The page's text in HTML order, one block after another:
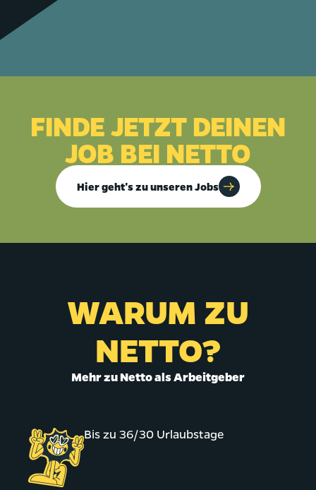
FINDE JETZT DEINEN
JOB BEI NETTO
Hier geht's zu unseren Jobs
Bis zu 36/30 Urlaubstage
WARUM ZU
NETTO?
Mehr zu Netto als Arbeitgeber